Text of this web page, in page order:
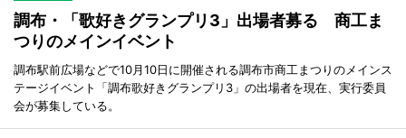
調布・「歌好きグランプリ3」出場者募る 商工ま
つりのメインイベント
調布駅前広場などで10月10日に開催される調布市商工まつりのメインス
テージイベント「調布歌好きグランプリ3」の出場者を現在、実行委員
会が募集している。